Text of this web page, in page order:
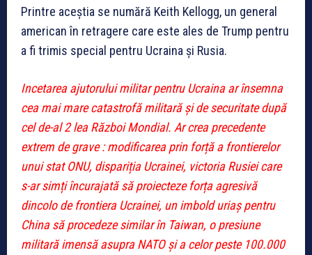
Printre aceștia se numără Keith Kellogg, un general
american în retragere care este ales de Trump pentru
a fi trimis special pentru Ucraina și Rusia.
Incetarea ajutorului militar pentru Ucraina ar însemna
cea mai mare catastrofă militară și de securitate după
cel de-al 2 lea Război Mondial. Ar crea precedente
extrem de grave : modificarea prin forță a frontierelor
unui stat ONU, dispariția Ucrainei, victoria Rusiei care
s-ar simți încurajată să proiecteze forța agresivă
dincolo de frontiera Ucrainei, un imbold uriaș pentru
China să procedeze similar în Taiwan, o presiune
militară imensă asupra NATO și a celor peste 100.000